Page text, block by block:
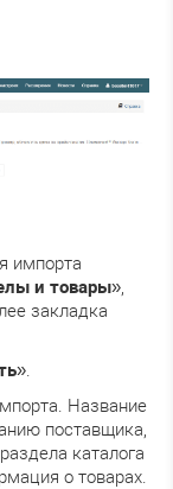
импорта
и товары»,
закладка
».
Название
поставщика,
каталога
о товарах.